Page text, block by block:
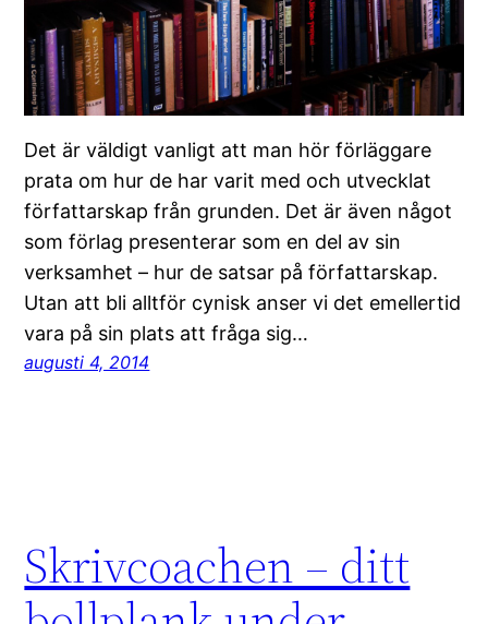
Det är väldigt vanligt att man hör förläggare
prata om hur de har varit med och utvecklat
författarskap från grunden. Det är även något
som förlag presenterar som en del av sin
verksamhet – hur de satsar på författarskap.
Utan att bli alltför cynisk anser vi det emellertid
vara på sin plats att fråga sig…
augusti 4, 2014
Skrivcoachen – ditt